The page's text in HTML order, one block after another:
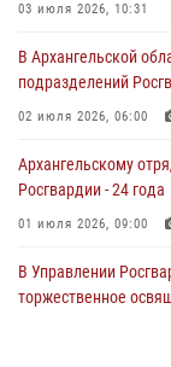
03 июля 2026, 10:31
В Архангельской
подразделений
02 июля 2026, 06:00
Архангельскому
Росгвардии - 24 года
01 июля 2026, 09:00
В Управлении
торжественное